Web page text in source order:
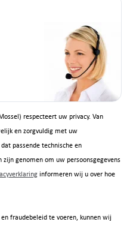
respecteert uw privacy. Van
en zorgvuldig met uw
passende technische en
genomen om uw persoonsgegevens
informeren wij u over hoe
fraudebeleid te voeren, kunnen wij